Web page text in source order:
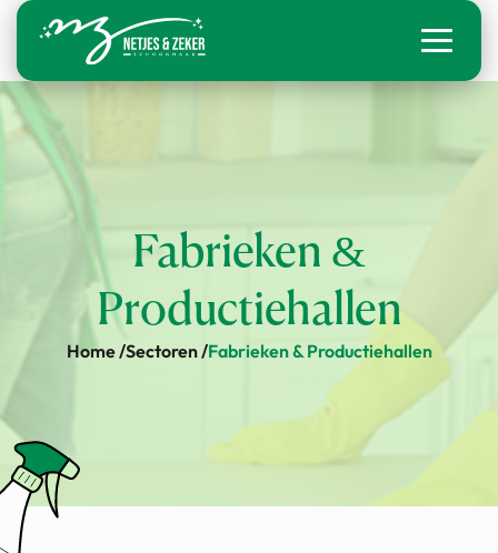
Fabrieken &
Productiehallen
Home /Sectoren /Fabrieken & Productiehallen